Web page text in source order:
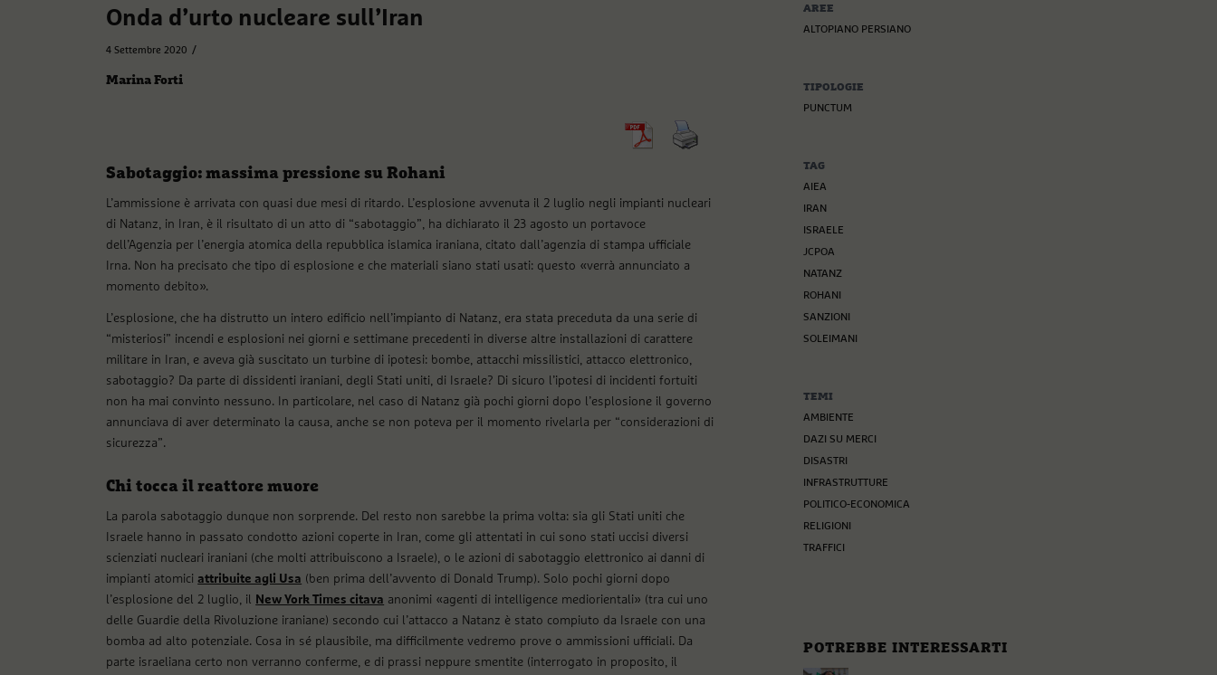
Onda d’urto nucleare sull’Iran
4 Settembre 2020 /
Marina Forti
Sabotaggio: massima pressione su Rohani
L’ammissione è arrivata con quasi due mesi di ritardo. L’esplosione avvenuta il 2 luglio negli impianti nucleari
di Natanz, in Iran, è il risultato di un atto di “sabotaggio”, ha dichiarato il 23 agosto un portavoce
dell’Agenzia per l’energia atomica della repubblica islamica iraniana, citato dall’agenzia di stampa ufficiale
Irna. Non ha precisato che tipo di esplosione e che materiali siano stati usati: questo «verrà annunciato a
momento debito».
L’esplosione, che ha distrutto un intero edificio nell’impianto di Natanz, era stata preceduta da una serie di
“misteriosi” incendi e esplosioni nei giorni e settimane precedenti in diverse altre installazioni di carattere
militare in Iran, e aveva già suscitato un turbine di ipotesi: bombe, attacchi missilistici, attacco elettronico,
sabotaggio? Da parte di dissidenti iraniani, degli Stati uniti, di Israele? Di sicuro l’ipotesi di incidenti fortuiti
non ha mai convinto nessuno. In particolare, nel caso di Natanz già pochi giorni dopo l’esplosione il governo
annunciava di aver determinato la causa, anche se non poteva per il momento rivelarla per “considerazioni di
sicurezza”.
Chi tocca il reattore muore
La parola sabotaggio dunque non sorprende. Del resto non sarebbe la prima volta: sia gli Stati uniti che
Israele hanno in passato condotto azioni coperte in Iran, come gli attentati in cui sono stati uccisi diversi
scienziati nucleari iraniani (che molti attribuiscono a Israele), o le azioni di sabotaggio elettronico ai danni di
impianti atomiciattribuite agli Usa (ben prima dell’avvento di Donald Trump). Solo pochi giorni dopo
l’esplosione del 2 luglio, il
New York Times citava anonimi «agenti di intelligence mediorientali» (tra cui uno
delle Guardie della Rivoluzione iraniane) secondo cui l’attacco a Natanz è stato compiuto da Israele con una
bomba ad alto potenziale. Cosa in sé plausibile, ma difficilmente vedremo prove o ammissioni ufficiali. Da
parte israeliana certo non verranno conferme, e di prassi neppure smentite (interrogato in proposito, il
AREE
ALTOPIANO PERSIANO
TIPOLOGIE
PUNCTUM
TAG
AIEA
IRAN
ISRAELE
JCPOA
NATANZ
ROHANI
SANZIONI
SOLEIMANI
TEMI
AMBIENTE
DAZI SU MERCI
DISASTRI
INFRASTRUTTURE
POLITICO-ECONOMICA
RELIGIONI
TRAFFICI
POTREBBE INTERESSARTI